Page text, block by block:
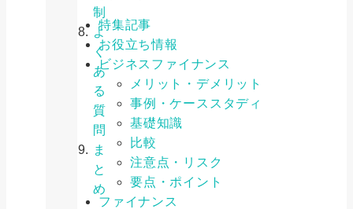
制
よ
く
あ
る
質
問
ま
と
め
特集記事
お役立ち情報
ビジネスファイナンス
メリット・デメリット
事例・ケーススタディ
基礎知識
比較
注意点・リスク
要点・ポイント
ファイナンス